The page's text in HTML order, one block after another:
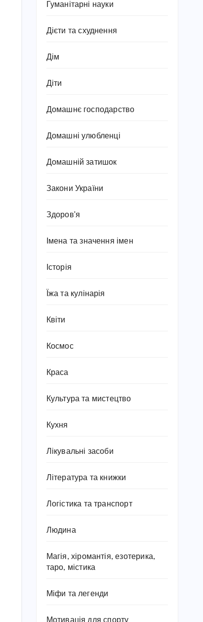
Гуманітарні науки
Дієти та схуднення
Дім
Діти
Домашнє господарство
Домашні улюбленці
Домашній затишок
Закони України
Здоров'я
Імена та значення імен
Історія
Їжа та кулінарія
Квіти
Космос
Краса
Культура та мистецтво
Кухня
Лікувальні засоби
Література та книжки
Логістика та транспорт
Людина
Магія, хіромантія, езотерика,
таро, містика
Міфи та легенди
Мотивація для спорту